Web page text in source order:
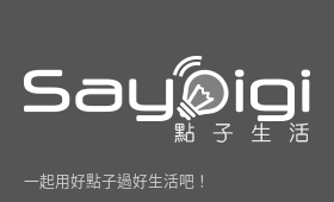
一起用好點子過好生活吧！